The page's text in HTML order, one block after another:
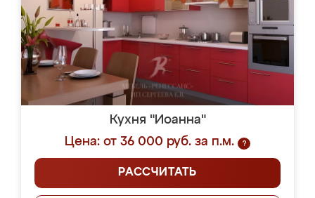
Кухня "Иоанна"
Цена: от 36 000 руб. за п.м.
?
РАССЧИТАТЬ